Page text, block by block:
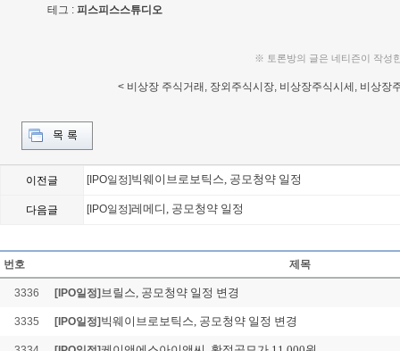
테그 : 피스피스스튜디오
※ 토론방의 글은 네티즌이 작성
< 비상장 주식거래, 장외주식시장, 비상장주식시세, 비상
이전글 [IPO일정]빅웨이브로보틱스, 공모청약 일정
다음글 [IPO일정]레메디, 공모청약 일정
번호 제목
3336 [IPO일정] 브릴스, 공모청약 일정 변경
3335 [IPO일정] 빅웨이브로보틱스, 공모청약 일정 변경